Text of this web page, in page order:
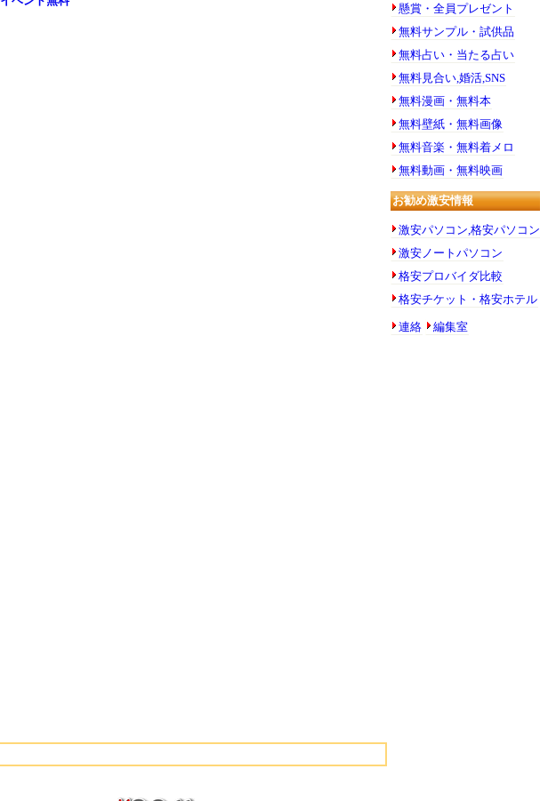
懸賞・全員プレゼント
無料サンプル・試供品
無料占い・当たる占い
無料見合い,婚活,SNS
無料漫画・無料本
無料壁紙・無料画像
無料音楽・無料着メロ
無料動画・無料映画
お勧め激安情報
激安パソコン,格安パソコン
激安ノートパソコン
格安プロバイダ比較
格安チケット・格安ホテル
連絡 編集室